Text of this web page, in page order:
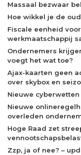
Massaal bezwaar
Hoe wikkel je de
Fiscale eenheid
werkmaatschappij
Ondernemers
voegt het wat toe?
Ajax-kaarten geen
over skybox en
Nieuwe
Nieuwe
overleden
Hoge Raad zet
Zzp, ja of nee? –